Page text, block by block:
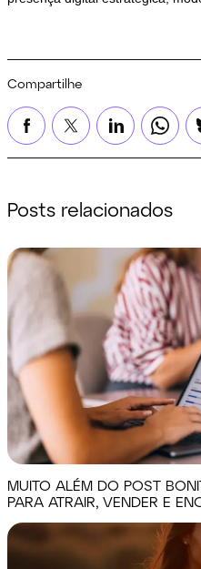
Compartilhe
Posts relacionados
MUITO ALÉM DO POST
PARA ATRAIR, VENDER E